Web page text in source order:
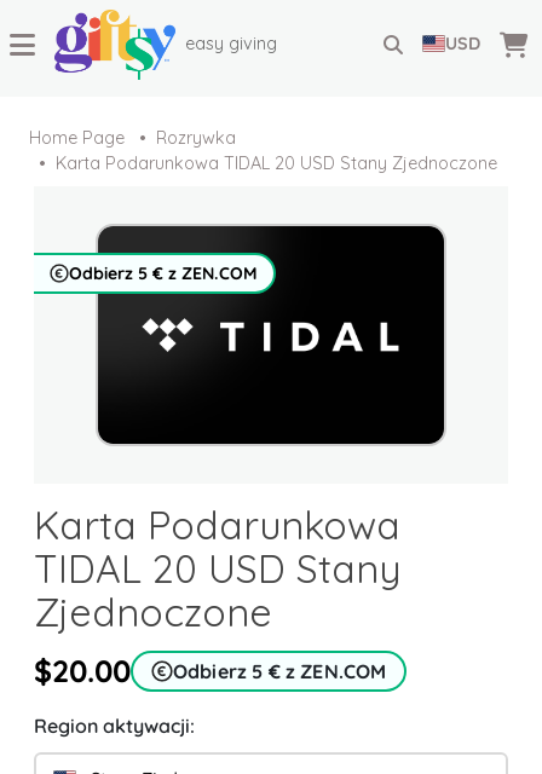
easy giving USD
Home Page
Rozrywka
Karta Podarunkowa TIDAL 20 USD Stany Zjednoczone
Odbierz 5 € z ZEN.COM
Karta Podarunkowa
TIDAL 20 USD Stany
Zjednoczone
$20.00 Odbierz 5 € z ZEN.COM
Region aktywacji: